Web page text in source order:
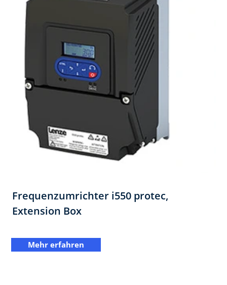
Frequenzumrichter i550 protec,​
Extension Box
Mehr erfahren